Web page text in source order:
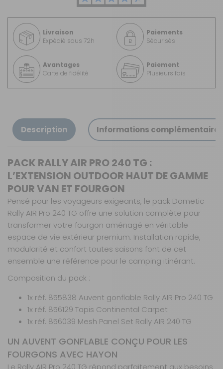
Livraison
Expédié sous 72h
Paiements
Sécurisés
Avantages
Carte de fidélité
Paiement
Plusieurs fois
Description Informations complémentaires
PACK RALLY AIR PRO 240 TG :
L’EXTENSION OUTDOOR HAUT DE GAMME
POUR VAN ET FOURGON
Pensé pour les voyageurs exigeants, le pack Dometic
Rally AIR Pro 240 TG offre une solution complète pour
transformer votre fourgon aménagé en véritable
espace de vie extérieur premium. Installation rapide,
modularité et confort toutes saisons font de cet
ensemble une référence pour le camping itinérant.
Composition du pack :
1x réf. 855838 Auvent gonflable Rally AIR Pro 240 TG
1x réf. 856129 Tapis Continental Carpet
1x réf. 856039 Mesh Panel Set Rally AIR 240 TG
UN AUVENT GONFLABLE CONÇU POUR LES
FOURGONS AVEC HAYON
Le Rally AIR Pro 240 TG répond parfaitement aux besoins